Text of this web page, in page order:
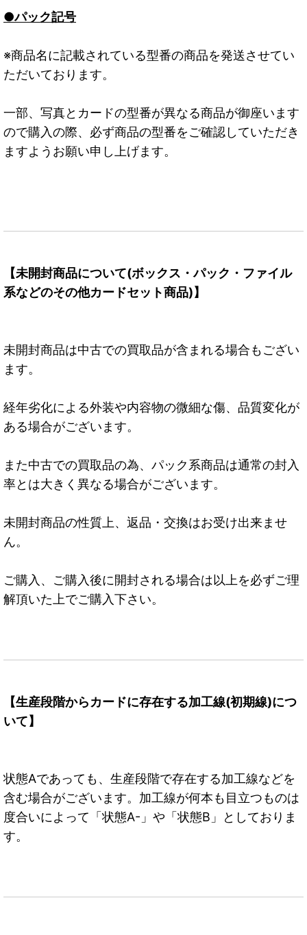
●パック記号
※商品名に記載されている型番の商品を発送させてい
ただいております。
一部、写真とカードの型番が異なる商品が御座います
ので購入の際、必ず商品の型番をご確認していただき
ますようお願い申し上げます。
【未開封商品について(ボックス・パック・ファイル
系などのその他カードセット商品)】
未開封商品は中古での買取品が含まれる場合もござい
ます。
経年劣化による外装や内容物の微細な傷、品質変化が
ある場合がございます。
また中古での買取品の為、パック系商品は通常の封入
率とは大きく異なる場合がございます。
未開封商品の性質上、返品・交換はお受け出来ませ
ん。
ご購入、ご購入後に開封される場合は以上を必ずご理
解頂いた上でご購入下さい。
【生産段階からカードに存在する加工線(初期線)につ
いて】
状態Aであっても、生産段階で存在する加工線などを
含む場合がございます。加工線が何本も目立つものは
度合いによって「状態A-」や「状態B」としておりま
す。